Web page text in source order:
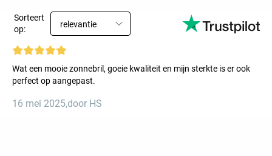
Sorteert
op:
relevantie
Wat een mooie zonnebril, goeie kwaliteit en mijn sterkte is er ook
perfect op aangepast.
16 mei 2025,door HS